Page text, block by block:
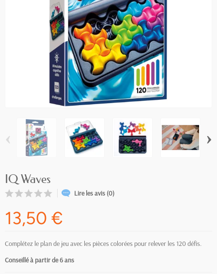
‹ ›
IQ Waves
Lire les avis (0)
13,50 €
Complétez le plan de jeu avec les pièces colorées pour relever les 120 défis.
Conseillé à partir de 6 ans